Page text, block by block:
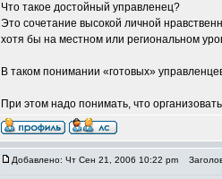
Что такое достойный управленец?
Это сочетание высокой личной
хотя бы на местном или региональном
В таком понимании «готовых»
При этом надо понимать, что
Добавлено: Чт Сен 21, 2006 10:22 pm